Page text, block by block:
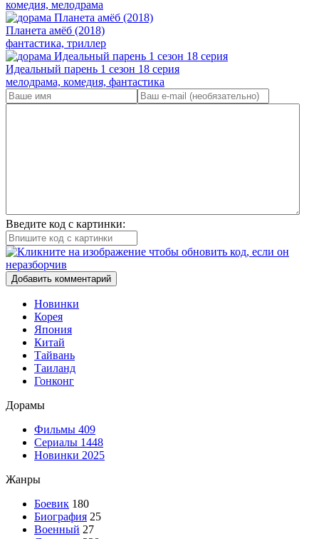
комедия, мелодрама
Планета амёб (2018)
фантастика, триллер
Идеальный парень 1 сезон 18 серия
мелодрама, комедия, фантастика
Введите код с картинки:
Добавить комментарий
Новинки
Корея
Япония
Китай
Тайвань
Таиланд
Гонконг
Дорамы
Фильмы 409
Сериалы 1448
Новинки 2025
Жанры
Боевик 180
Биография 25
Военный 27